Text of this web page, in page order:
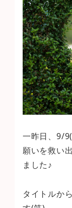
一昨日、9/
願いを救い
ました♪
タイトルか